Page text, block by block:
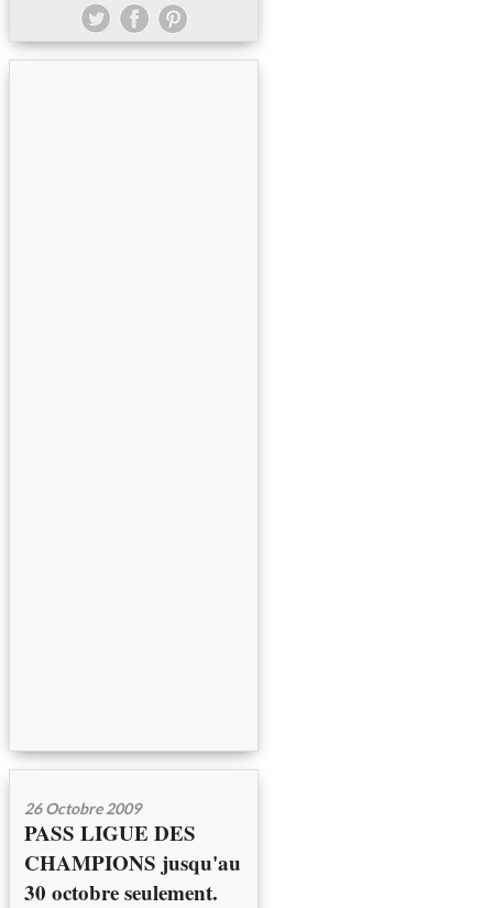
26 Octobre 2009
PASS LIGUE DES
CHAMPIONS jusqu'au
30 octobre seulement.